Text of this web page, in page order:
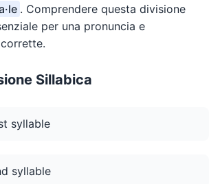
. Comprendere questa divisione
per una pronuncia e
Sillabica
syllable
syllable